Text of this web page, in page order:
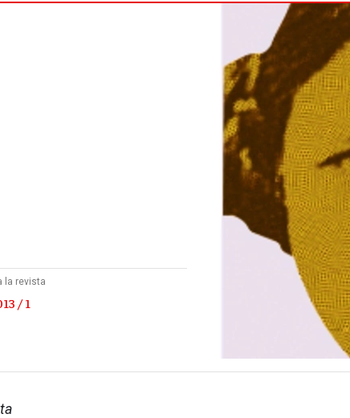
la revista
/ 1